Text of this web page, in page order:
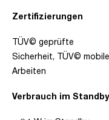
Zertifizierungen
Verbrauch im Standby
TÜV© geprüfte
Sicherheit, TÜV©
Arbeiten